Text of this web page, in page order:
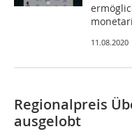
11.08.2020
Regionalpreis
ausgelobt